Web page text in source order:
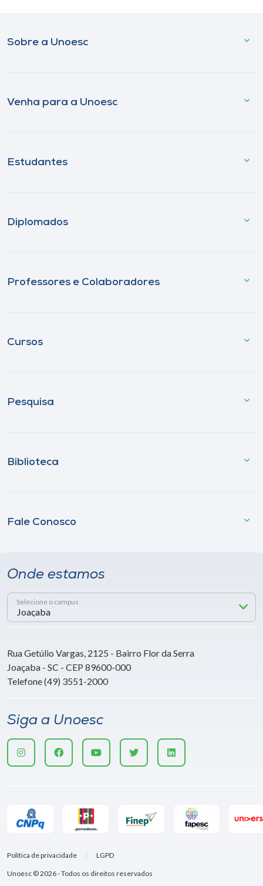
Sobre a Unoesc
Venha para a Unoesc
Estudantes
Diplomados
Professores e Colaboradores
Cursos
Pesquisa
Biblioteca
Fale Conosco
Onde estamos
Selecione o campus
Rua Getúlio Vargas, 2125 - Bairro Flor da Serra
Joaçaba - SC - CEP 89600-000
Telefone (49) 3551-2000
Siga a Unoesc
Unoesc © 2026 - Todos os direitos reservados
Política de privacidade LGPD